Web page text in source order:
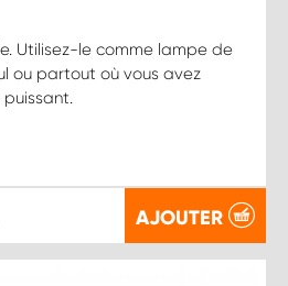
Utilisez-le comme lampe de
ou partout où vous avez
AJOUTER